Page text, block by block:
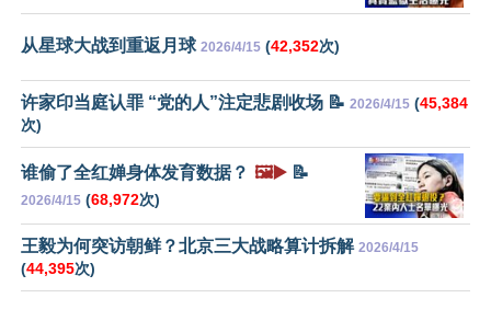
从星球大战到重返月球 2026/4/15 (42,352次)
许家印当庭认罪 “党的人”注定悲剧收场 📝 2026/4/15 (45,384
次)
谁偷了全红婵身体发育数据？ 🖼️▶️ 📝
2026/4/15 (68,972次)
王毅为何突访朝鲜？北京三大战略算计拆解 2026/4/15
(44,395次)